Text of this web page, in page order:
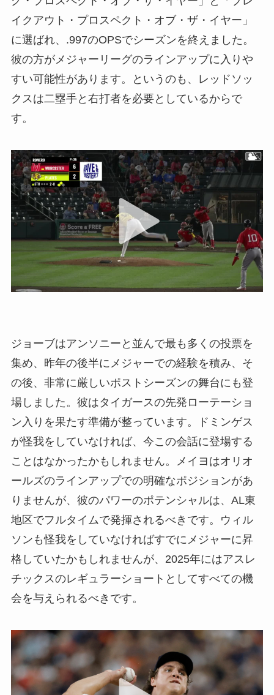
イクアウト・プロスペクト・オブ・ザ・イヤー」
に選ばれ、.997のOPSでシーズンを終えました。
彼の方がメジャーリーグのラインアップに入りや
すい可能性があります。というのも、レッドソッ
クスは二塁手と右打者を必要としているからで
す。
ジョーブはアンソニーと並んで最も多くの投票を
集め、昨年の後半にメジャーでの経験を積み、そ
の後、非常に厳しいポストシーズンの舞台にも登
場しました。彼はタイガースの先発ローテーショ
ン入りを果たす準備が整っています。ドミンゲス
が怪我をしていなければ、今この会話に登場する
ことはなかったかもしれません。メイヨはオリオ
ールズのラインアップでの明確なポジションがあ
りませんが、彼のパワーのポテンシャルは、AL東
地区でフルタイムで発揮されるべきです。ウィル
ソンも怪我をしていなければすでにメジャーに昇
格していたかもしれませんが、2025年にはアスレ
チックスのレギュラーショートとしてすべての機
会を与えられるべきです。